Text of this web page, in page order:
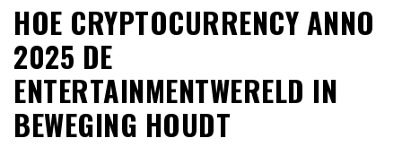
HOE CRYPTOCURRENCY ANNO
2025 DE
ENTERTAINMENTWERELD IN
BEWEGING HOUDT